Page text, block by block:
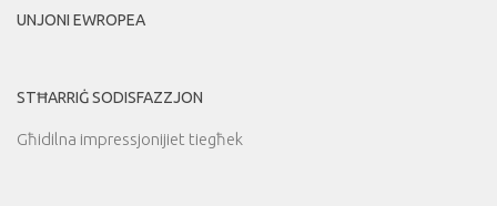
UNJONI EWROPEA
STĦARRIĠ SODISFAZZJON
Għidilna impressjonijiet tiegħek